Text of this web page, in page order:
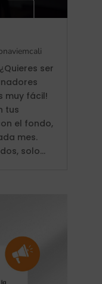
ser
muy fácil!
tus
el fondo,
mes.
solo...